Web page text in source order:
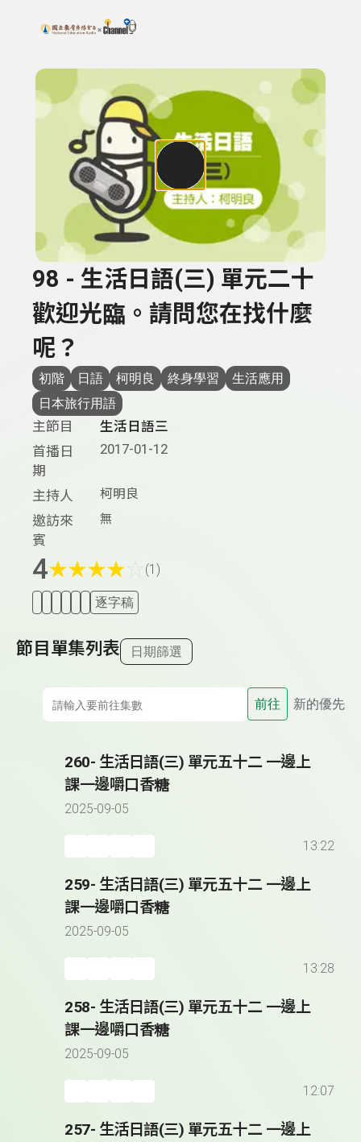
上方功能區塊
搜尋關鍵字：可輸入節目名稱、主持人或關鍵字
98 - 生活日語(三) 單元二十
歡迎光臨。請問您在找什麼
呢？
初階 日語 柯明良 終身學習
生活應用
日本旅行用語
主節目
生活日語三
首播日
期
2017-01-12
主持人 柯明良
邀訪來
賓
無
4★★★★ (1)
逐字稿
節目單集列表 日期篩選
前往 新的優先
260- 生活日語(三) 單元五十二 一邊上
課一邊嚼口香糖
2025-09-05
13:22
259- 生活日語(三) 單元五十二 一邊上
課一邊嚼口香糖
2025-09-05
13:28
258- 生活日語(三) 單元五十二 一邊上
課一邊嚼口香糖
2025-09-05
12:07
257- 生活日語(三) 單元五十二 一邊上